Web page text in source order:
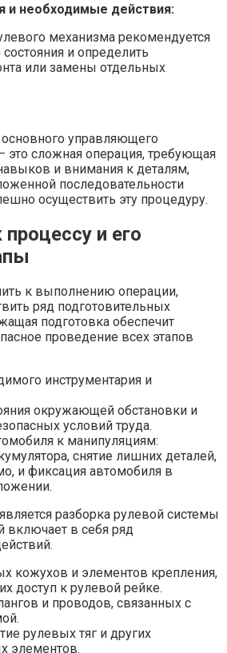
и необходимые действия:
механизма рекомендуется
и определить
или замены отдельных
управляющего
это сложная операция, требующая
и внимания к деталям,
последовательности
осуществить эту процедуру.
и его
к выполнению операции,
ряд подготовительных
подготовка обеспечит
проведение всех этапов
инструментария и
окружающей обстановки и
условий труда.
к манипуляциям:
снятие лишних деталей,
и фиксация автомобиля в
разборка рулевой системы
включает в себя ряд
кожухов и элементов крепления,
доступ к рулевой рейке.
и проводов, связанных с
рулевых тяг и других
элементов.